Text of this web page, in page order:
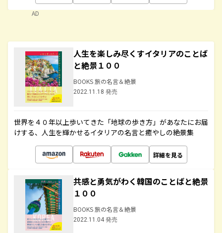
AD
人生を楽しみ尽くすイタリアのことば
と絶景１００
BOOKS 旅の名言＆絶景
2022.11.18 発売
世界を４０年以上歩いてきた「地球の歩き方」があなたにお届
けする、人生を輝かせるイタリアの名言と癒やしの絶景集
詳細を見る
共感と勇気がわく韓国のことばと絶景
１００
BOOKS 旅の名言＆絶景
2022.11.04 発売